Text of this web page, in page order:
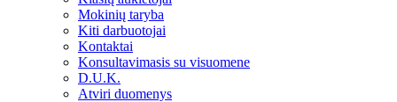
Mokinių taryba
Kiti darbuotojai
Kontaktai
Konsultavimasis su visuomene
D.U.K.
Atviri duomenys